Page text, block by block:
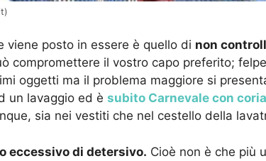
viene posto in essere è quello di non
compromettere il vostro capo preferito;
oggetti ma il problema maggiore si
un lavaggio ed è subito Carnevale con
sia nei vestiti che nel cestello della
eccessivo di detersivo. Cioè non è che più